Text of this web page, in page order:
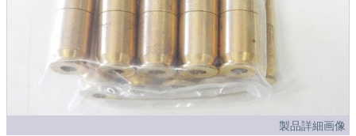
製品詳細画像